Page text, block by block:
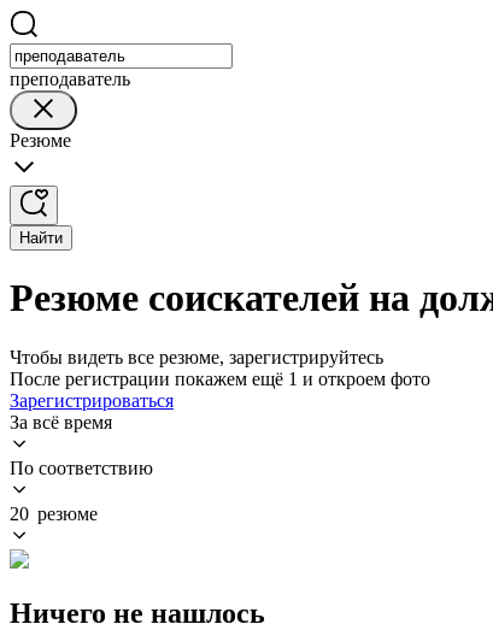
преподаватель
Резюме
Найти
Резюме соискателей на
Чтобы видеть все резюме, зарегистрируйтесь
После регистрации покажем ещё 1 и откроем фото
Зарегистрироваться
За всё время
По соответствию
20 резюме
Ничего не нашлось